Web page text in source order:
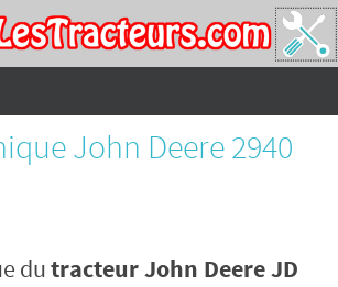
John Deere 2940
dutracteur John Deere JD